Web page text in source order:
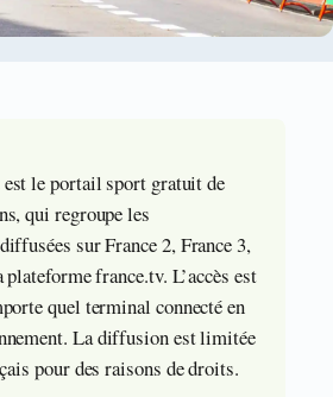
le portail sport gratuit de
qui regroupe les
sur France 2, France 3,
france.tv. L’accès est
quel terminal connecté en
La diffusion est limitée
pour des raisons de droits.